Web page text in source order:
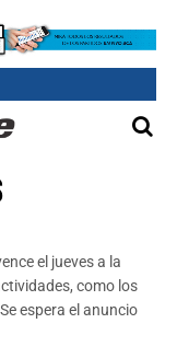
el jueves a la
como los
espera el anuncio